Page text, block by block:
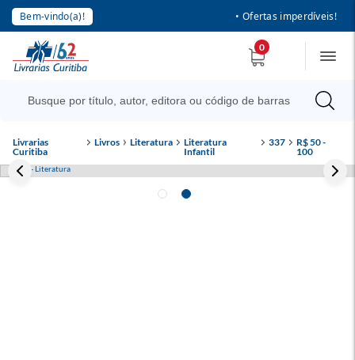
Bem-vindo(a)! • Ofertas imperdíveis!
0
Livrarias
Curitiba
Livros Literatura
Literatura
Infantil
337
R$ 50 -
100